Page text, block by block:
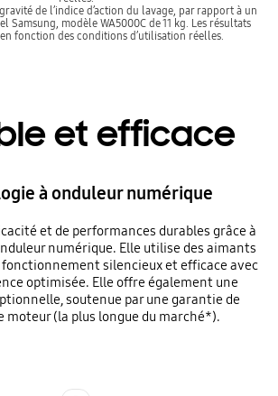
de l’indice d’action du lavage, par rapport à un
Samsung, modèle WA5000C de 11 kg. Les résultats
fonction des conditions d’utilisation réelles.
et efficace
à onduleur numérique
et de performances durables grâce à
numérique. Elle utilise des aimants
fonctionnement silencieux et efficace avec
optimisée. Elle offre également une
soutenue par une garantie de
moteur (la plus longue du marché*).